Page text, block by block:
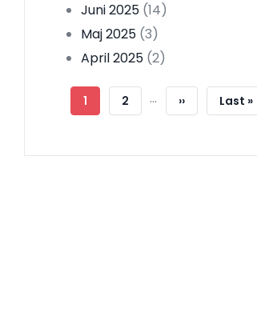
Juni 2025 (14)
Maj 2025 (3)
April 2025 (2)
Pagination
Current
1 Strana
2 …
Next
››
Last
Last »